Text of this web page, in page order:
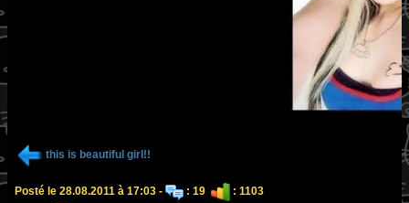
this is beautiful girl!!
Posté le 28.08.2011 à 17:03 - : 19
: 1103